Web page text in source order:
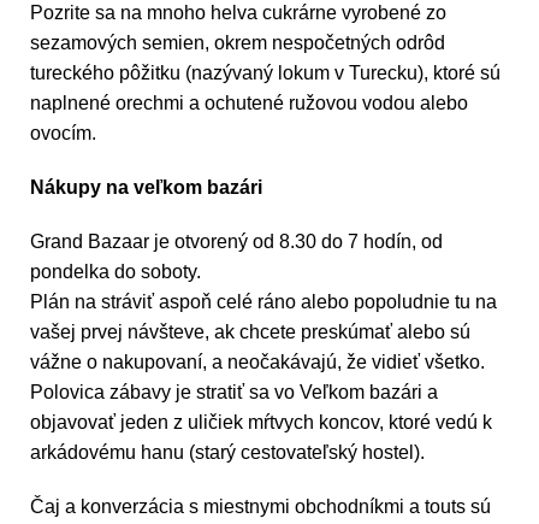
Pozrite sa na mnoho helva cukrárne vyrobené zo
sezamových semien, okrem nespočetných odrôd
tureckého pôžitku (nazývaný lokum v Turecku), ktoré sú
naplnené orechmi a ochutené ružovou vodou alebo
ovocím.
Nákupy na veľkom bazári
Grand Bazaar je otvorený od 8.30 do 7 hodín, od
pondelka do soboty.
Plán na stráviť aspoň celé ráno alebo popoludnie tu na
vašej prvej návšteve, ak chcete preskúmať alebo sú
vážne o nakupovaní, a neočakávajú, že vidieť všetko.
Polovica zábavy je stratiť sa vo Veľkom bazári a
objavovať jeden z uličiek mŕtvych koncov, ktoré vedú k
arkádovému hanu (starý cestovateľský hostel).
Čaj a konverzácia s miestnymi obchodníkmi a touts sú